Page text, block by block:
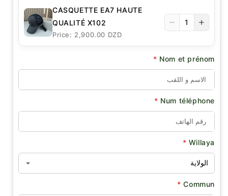
CASQUETTE EA7 HAUTE
QUALITÉ X102
Price: 2,900.00 DZD
1
Nom et prénom
*
Num téléphone
*
Willaya
*
Commun
*